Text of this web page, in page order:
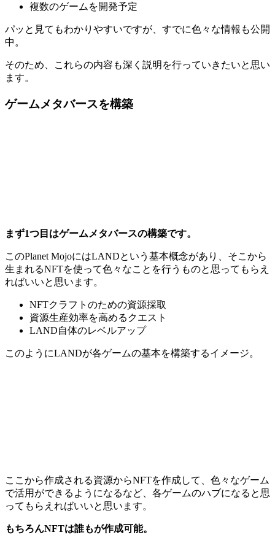
複数のゲームを開発予定
パッと見てもわかりやすいですが、 すでに色々な情報も公開
中。
そのため、これらの内容も深く説明を行っていきたいと思い
ます。
ゲームメタバースを構築
まず1つ目はゲームメタバースの構築です。
このPlanet MojoにはLANDという基本概念があり、そこから
生まれるNFTを使って色々なことを行うものと思ってもらえ
ればいいと思います。
NFTクラフトのための資源採取
資源生産効率を高めるクエスト
LAND自体のレベルアップ
このようにLANDが各ゲームの基本を構築するイメージ。
ここから作成される資源からNFTを作成して、色々なゲーム
で活用ができるようになるなど、各ゲームのハブになると思
ってもらえればいいと思います。
もちろんNFTは誰もが作成可能。